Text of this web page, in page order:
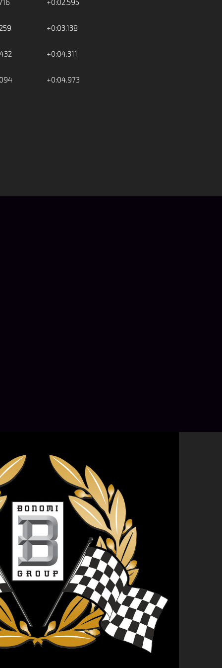
+0:02.595
+0:03.138
+0:04.311
+0:04.973